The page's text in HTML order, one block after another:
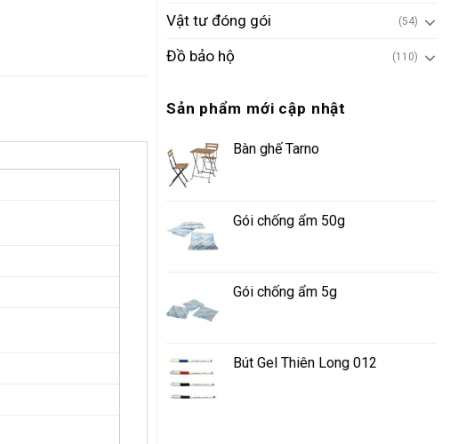
Vật tư đóng gói (54)
Đồ bảo hộ (110)
Sản phẩm mới cập nhật
Bàn ghế Tarno
Gói chống ẩm 50g
Gói chống ẩm 5g
Bút Gel Thiên Long 012